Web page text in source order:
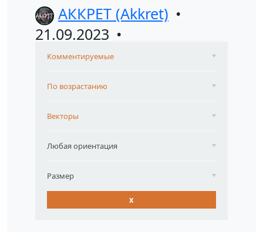
АККРЕТ (Akkret)
21.09.2023
Комментируемые
По возрастанию
Векторы
Любая ориентация
Размер
x